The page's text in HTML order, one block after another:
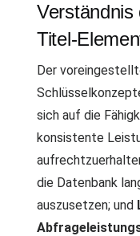
Verständnis
Titel-
Der
sich auf die
konsistente
die Datenbank
auszusetzen; und